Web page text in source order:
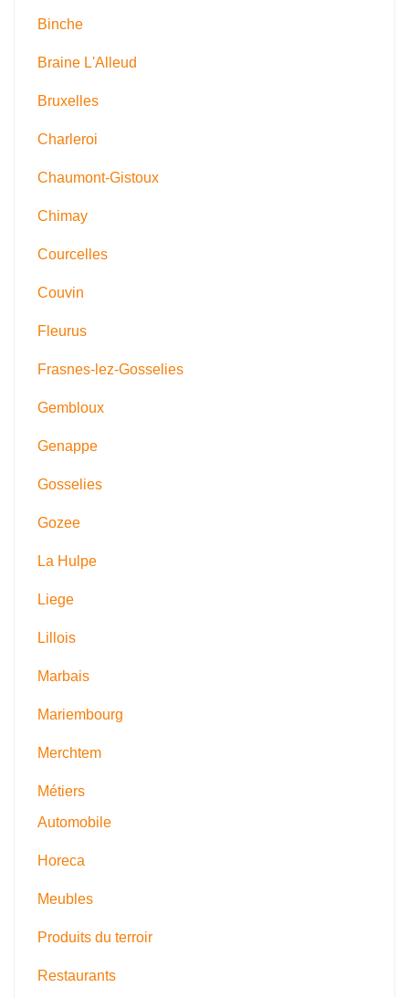
Binche
Braine L'Alleud
Bruxelles
Charleroi
Chaumont-Gistoux
Chimay
Courcelles
Couvin
Fleurus
Frasnes-lez-Gosselies
Gembloux
Genappe
Gosselies
Gozee
La Hulpe
Liege
Lillois
Marbais
Mariembourg
Merchtem
Métiers
Automobile
Horeca
Meubles
Produits du terroir
Restaurants